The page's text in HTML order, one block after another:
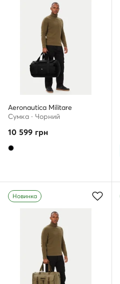
Aeronautica Militare
Сумка · Чорний
10 599 грн
Новинка